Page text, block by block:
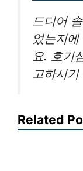
드디어
었는지
요. 호기
고하시기
Related